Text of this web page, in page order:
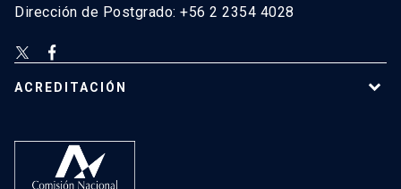
Dirección de Postgrado: +56 2 2354 4028
ACREDITACIÓN